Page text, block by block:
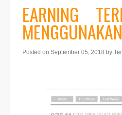
EARNING
Posted on September 05, 2018 by